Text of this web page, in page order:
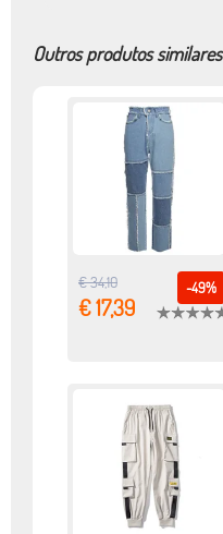
Outros produtos similares
-49%
€ 34,10
€ 17,39